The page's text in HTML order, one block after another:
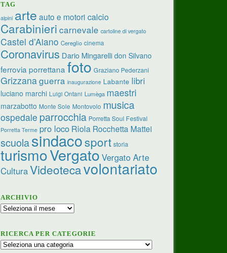
TAG
alpini arte auto e motori calcio
Carabinieri carnevale cartoline di vergato
Castel d’Aiano Cereglio cinema
Coronavirus Dario Mingarelli don Silvano
ferrovia porrettana foto Graziano Pederzani
Grizzanaguerra inaugurazione Labante libri
luciano marchi Luigi Ontani Lumèga maestri
marzabotto Monte Sole Montovolo musica
ospedale parrocchia Porretta Soul Festival
Porretta Terme pro loco Riola Rocchetta Mattei
scuolasindacosport storia
turismoVergato Vergato Arte
CulturaVideotecavolontariato
ARCHIVIO
Archivio
RICERCA PER CATEGORIE
Ricerca